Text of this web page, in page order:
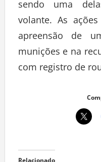
sendo uma
volante. As
apreensão de
munições e na
com registro de